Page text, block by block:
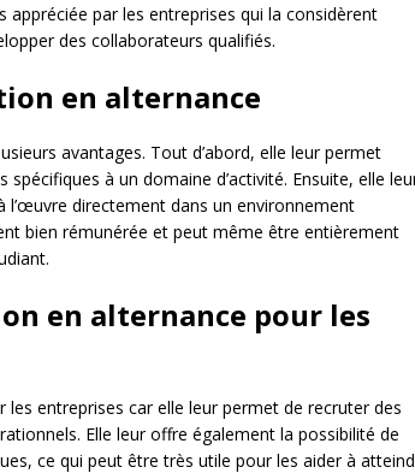
appréciée par les entreprises qui la considèrent
des collaborateurs qualifiés.
en alternance
avantages. Tout d’abord, elle leur permet
à un domaine d’activité. Ensuite, elle
directement dans un environnement
bien rémunérée et peut même être entièrement
en alternance pour les
entreprises car elle leur permet de recruter des
Elle leur offre également la possibilité de
ce qui peut être très utile pour les aider à